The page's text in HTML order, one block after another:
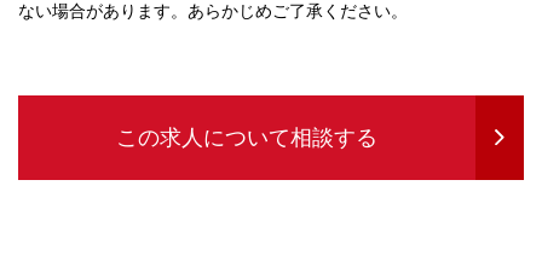
ない場合があります。あらかじめご了承ください。
この求人について相談する